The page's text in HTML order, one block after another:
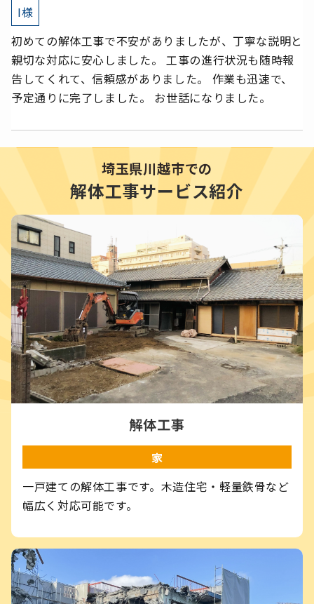
I様
初めての解体工事で不安がありましたが、丁寧な説明と
親切な対応に安心しました。 工事の進行状況も随時報
告してくれて、信頼感がありました。 作業も迅速で、
予定通りに完了しました。 お世話になりました。
埼玉県川越市での
解体工事サービス紹介
解体工事
家
一戸建ての解体工事です。木造住宅・軽量鉄骨など
幅広く対応可能です。